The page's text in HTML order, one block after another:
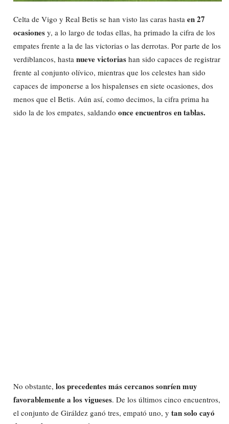
Celta de Vigo y Real Betis se han visto las caras hasta en 27
ocasiones y, a lo largo de todas ellas, ha primado la cifra de los
empates frente a la de las victorias o las derrotas. Por parte de los
verdiblancos, hasta nueve victorias han sido capaces de registrar
frente al conjunto olívico, mientras que los celestes han sido
capaces de imponerse a los hispalenses en siete ocasiones, dos
menos que el Betis. Aún así, como decimos, la cifra prima ha
sido la de los empates, saldando once encuentros en tablas.
No obstante, los precedentes más cercanos sonríen muy
favorablemente a los vigueses. De los últimos cinco encuentros,
el conjunto de Giráldez ganó tres, empató uno, y tan solo cayó